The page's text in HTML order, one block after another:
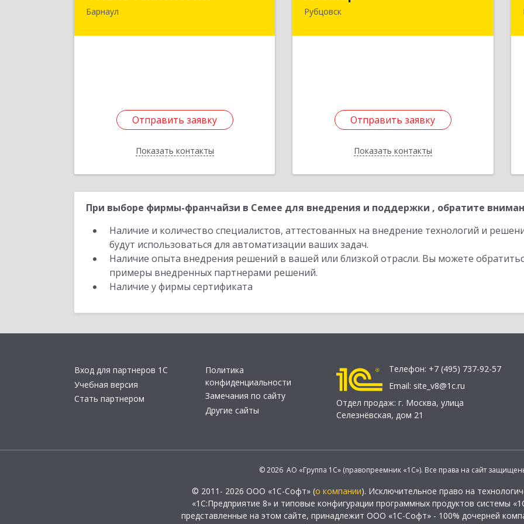
Барнаул
Отправить заявку
Показать контакты
656064, Алтайский край, Барнаул г,
Отправить заявку
Назад
Рубцовск
Отправить заявку
Показать контакты
658210, Алтайский край, Рубцовск г,
Отправить заявку
Назад
При выборе фирмы-франчайзи в Семее для внедрения и поддержки , обратите
Наличие и количество специалистов, аттестованных на внедрение технологий и
будут использоваться для автоматизации ваших задач.
Наличие опыта внедрения решений в вашей или близкой отрасли. Вы можете
примеры внедренных партнерами решений.
Наличие у фирмы сертификата
Вход для партнеров 1С
Учебная версия
Стать партнером
Политика
конфиденциальности
Замечания по сайту
Другие сайты
Телефон: +7 (495) 737-92-57
Email: site_v8@1c.ru
Отдел продаж: г. Москва, улица
Селезнёвская, дом 21
© 2026 АО «Группа 1С» (правопреемник «1С»). Все права на сайт
© 2011- 2026 ООО «1С-Софт» (о компании). Исключительное право на
«1С:Предприятие 8» и типовые конфигурации программных продуктов системы
представленные на этом сайте, принадлежит ООО «1С-Софт» - 100% дочерней